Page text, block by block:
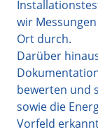
wir
Ort durch.
Darüber
bewerten und
sowie die
Vorfeld